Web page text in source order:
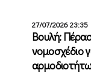
27/07/2026 23:35
Βουλή:
νομοσχέδιο